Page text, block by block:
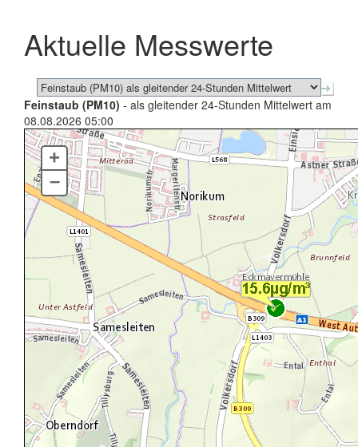
schließen
Aktuelle Messwerte
Feinstaub (PM10) - als gleitender 24-Stunden Mittelwert am
08.08.2026 05:00
+
–